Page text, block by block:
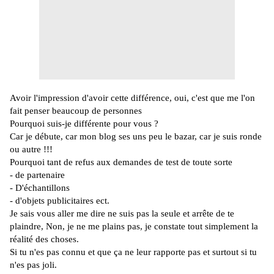
Avoir l'impression d'avoir cette différence, oui, c'est que me l'on
fait penser beaucoup de personnes
Pourquoi suis-je différente pour vous ?
Car je débute, car mon blog ses uns peu le bazar, car je suis ronde
ou autre !!!
Pourquoi tant de refus aux demandes de test de toute sorte
- de partenaire
- D'échantillons
- d'objets publicitaires ect.
Je sais vous aller me dire ne suis pas la seule et arrête de te
plaindre, Non, je ne me plains pas, je constate tout simplement la
réalité des choses.
Si tu n'es pas connu et que ça ne leur rapporte pas et surtout si tu
n'es pas joli.